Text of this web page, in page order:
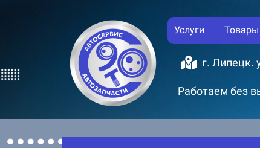
Услуги Товары
г. Липецк.
Работаем без